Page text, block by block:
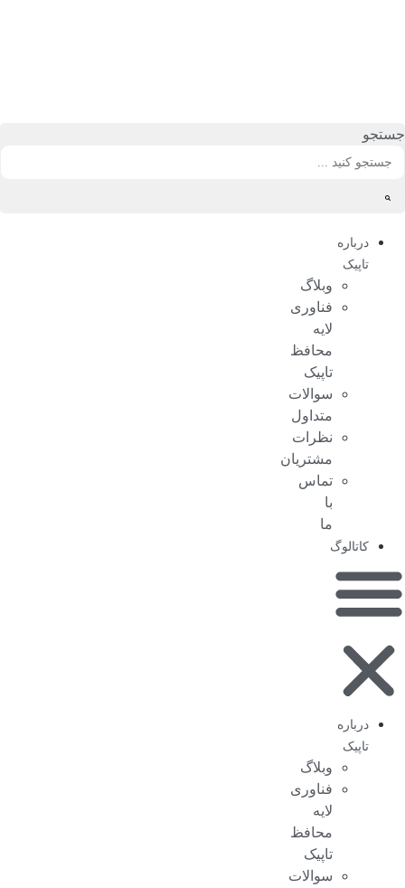
جستجو
درباره
تاپیک
وبلاگ
فناوری
لایه
محافظ
تاپیک
سوالات
متداول
نظرات
مشتریان
تماس
با
ما
کاتالوگ
درباره
تاپیک
وبلاگ
فناوری
لایه
محافظ
تاپیک
سوالات